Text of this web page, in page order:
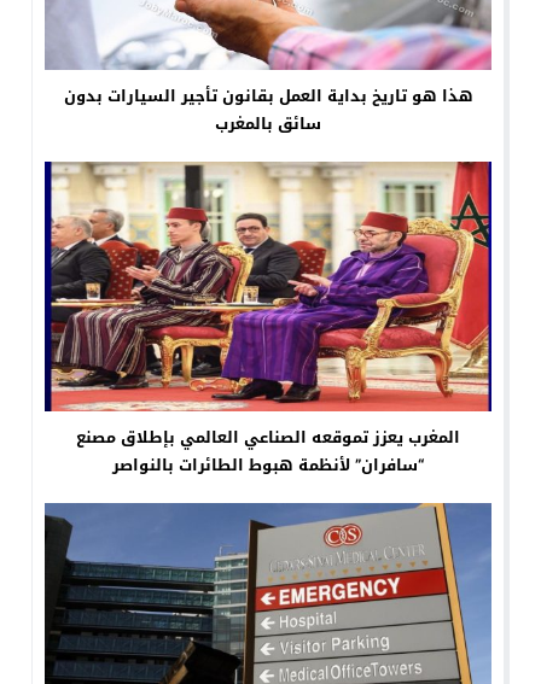
هذا هو تاريخ بداية العمل بقانون تأجير السيارات بدون
سائق بالمغرب
المغرب يعزز تموقعه الصناعي العالمي بإطلاق مصنع
“سافران” لأنظمة هبوط الطائرات بالنواصر